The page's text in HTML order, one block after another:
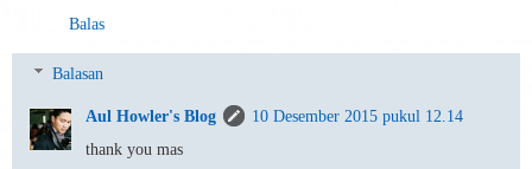
Balas
Balasan
Aul Howler's Blog
10 Desember 2015 pukul 12.14
thank you mas